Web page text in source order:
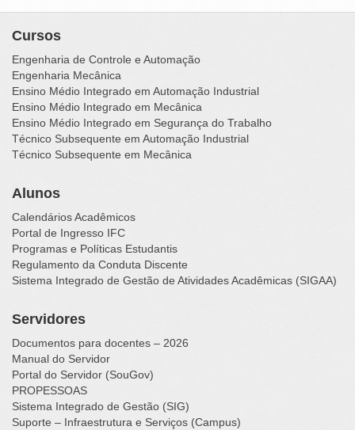
Cursos
Engenharia de Controle e Automação
Engenharia Mecânica
Ensino Médio Integrado em Automação Industrial
Ensino Médio Integrado em Mecânica
Ensino Médio Integrado em Segurança do Trabalho
Técnico Subsequente em Automação Industrial
Técnico Subsequente em Mecânica
Alunos
Calendários Acadêmicos
Portal de Ingresso IFC
Programas e Políticas Estudantis
Regulamento da Conduta Discente
Sistema Integrado de Gestão de Atividades Acadêmicas (SIGAA)
Servidores
Documentos para docentes – 2026
Manual do Servidor
Portal do Servidor (SouGov)
PROPESSOAS
Sistema Integrado de Gestão (SIG)
Suporte – Infraestrutura e Serviços (Campus)